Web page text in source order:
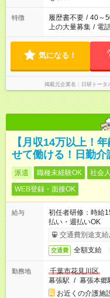
特徴 履歴書不要 / 40～
上の大量募集 / 電
気になる！
掲載元企業名 日研トー
【月収14万以上！
せて働ける！日勤介
派遣 職種未経験OK 社会
WEB登録・面接OK
給与
初任者研修：時
払い・週払いOK
交通費別途支給
交通費 全額支給
勤務地
千葉市花見川区
幕張駅 / 幕張本郷
お近くの介護施